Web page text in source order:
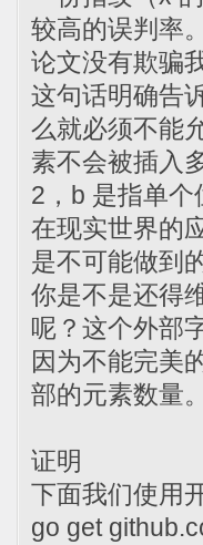
较高的误判率
论文没有欺骗
这句话明确告
么就必须不能
素不会被插入
2，b 是指单
在现实世界的
是不可能做到
你是不是还得
呢？这个外部
因为不能完美
部的元素数量
证明
下面我们使用
go get